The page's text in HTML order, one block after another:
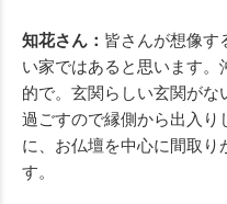
知花さん： 皆さんが想像す
い家ではあると思います
的で。玄関らしい玄関がな
過ごすので縁側から出入り
に、お仏壇を中心に間取
す。